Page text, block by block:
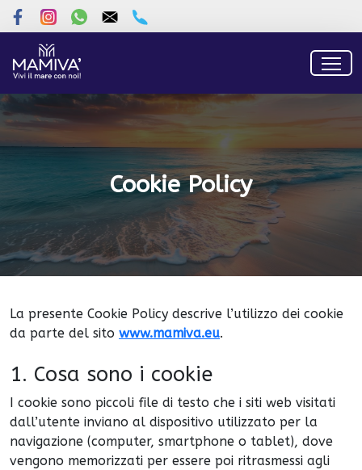
Cookie Policy
La presente Cookie Policy descrive l’utilizzo dei cookie
da parte del sito www.mamiva.eu.
1. Cosa sono i cookie
I cookie sono piccoli file di testo che i siti web visitati
dall’utente inviano al dispositivo utilizzato per la
navigazione (computer, smartphone o tablet), dove
vengono memorizzati per essere poi ritrasmessi agli